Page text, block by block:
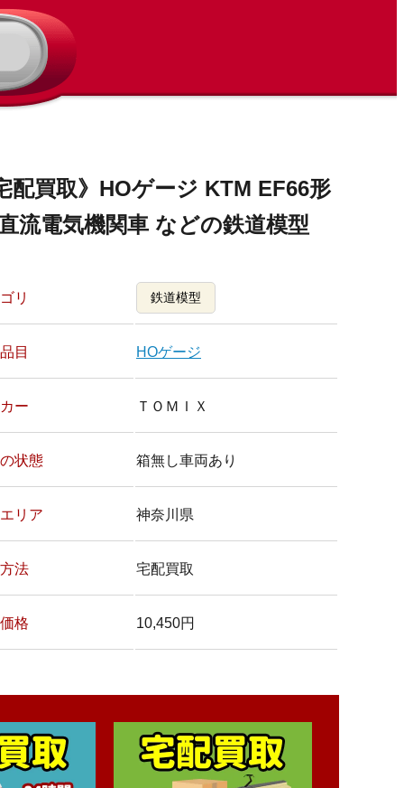
配買取》HOゲージ KTM EF66形
流電気機関車 などの鉄道模型
リ 鉄道模型
目 HOゲージ
ー ＴＯＭＩＸ
状態 箱無し車両あり
リア 神奈川県
法 宅配買取
格 10,450円